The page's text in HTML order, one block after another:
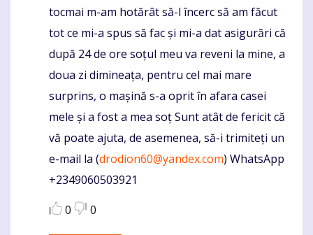
tocmai m-am hotărât să-l încerc să am făcut
tot ce mi-a spus să fac și mi-a dat asigurări că
după 24 de ore soțul meu va reveni la mine, a
doua zi dimineața, pentru cel mai mare
surprins, o mașină s-a oprit în afara casei
mele și a fost a mea soț Sunt atât de fericit că
vă poate ajuta, de asemenea, să-i trimiteți un
e-mail la (drodion60@yandex.com) WhatsApp
+2349060503921
0
0